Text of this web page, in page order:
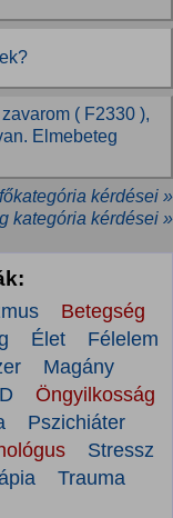
( F2330 ),
Elmebeteg
kérdései »
kategória kérdései »
Betegség
Élet
Félelem
Magány
Öngyilkosság
Pszichiáter
Stressz
Trauma